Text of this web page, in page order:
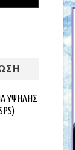
ΥΨΗΛΗΣ